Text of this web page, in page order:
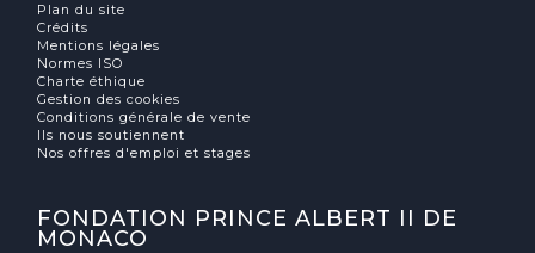
Plan du site
Crédits
Mentions légales
Normes ISO
Charte éthique
Gestion des cookies
Conditions générale de vente
Ils nous soutiennent
Nos offres d'emploi et stages
FONDATION PRINCE ALBERT II DE
MONACO